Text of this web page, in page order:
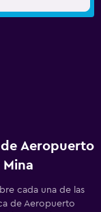
Aeropuerto
cada una de las
de Aeropuerto